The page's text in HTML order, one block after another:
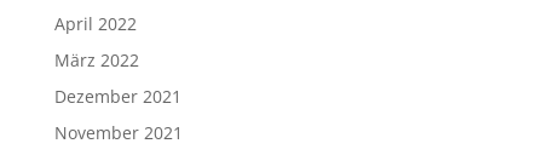
April 2022
März 2022
Dezember 2021
November 2021